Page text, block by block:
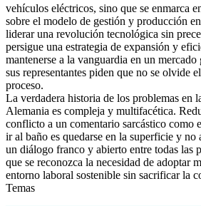
vehículos eléctricos, sino que se enmarca
sobre el modelo de gestión y producción
liderar una revolución tecnológica sin
persigue una estrategia de expansión y
mantenerse a la vanguardia en un
sus representantes piden que no se olvide
proceso.
La verdadera historia de los problemas en
Alemania es compleja y multifacética.
conflicto a un comentario sarcástico como
ir al baño es quedarse en la superficie y no
un diálogo franco y abierto entre todas las
que se reconozca la necesidad de adoptar
entorno laboral sostenible sin sacrificar la
Temas